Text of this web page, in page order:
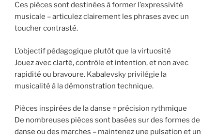
Ces pièces sont destinées à former l’expressivité
musicale – articulez clairement les phrases avec un
toucher contrasté.
L’objectif pédagogique plutôt que la virtuosité
Jouez avec clarté, contrôle et intention, et non avec
rapidité ou bravoure. Kabalevsky privilégie la
musicalité à la démonstration technique.
Pièces inspirées de la danse = précision rythmique
De nombreuses pièces sont basées sur des formes de
danse ou des marches – maintenez une pulsation et un